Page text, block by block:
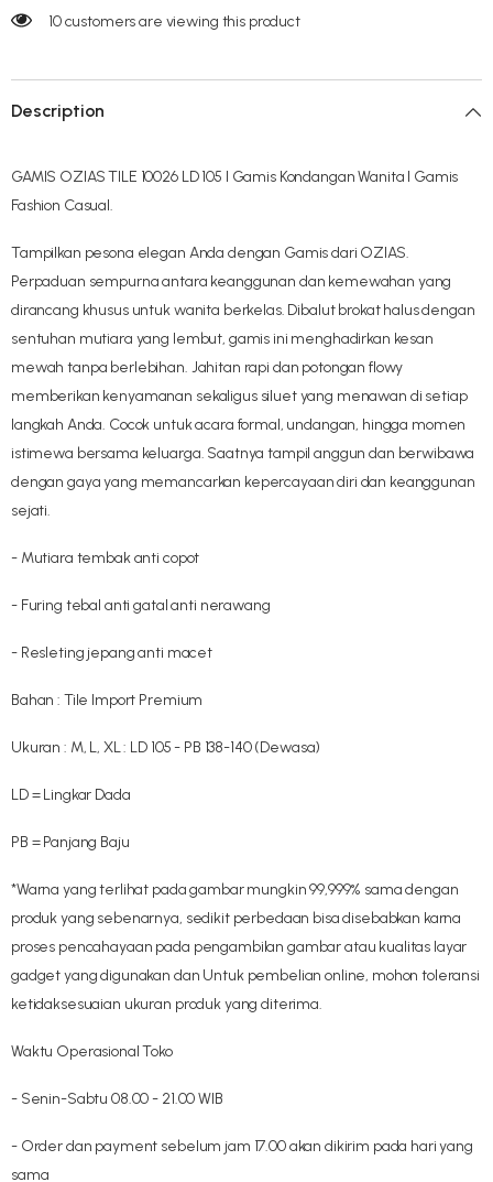
LD
LD
283 customers are viewing this product
Description
GAMIS OZIAS TILE 10026 LD 105 I Gamis Kondangan Wanita I Gamis
Fashion Casual.
Tampilkan pesona elegan Anda dengan Gamis dari OZIAS.
Perpaduan sempurna antara keanggunan dan kemewahan yang
dirancang khusus untuk wanita berkelas. Dibalut brokat halus dengan
sentuhan mutiara yang lembut, gamis ini menghadirkan kesan
mewah tanpa berlebihan. Jahitan rapi dan potongan flowy
memberikan kenyamanan sekaligus siluet yang menawan di setiap
langkah Anda. Cocok untuk acara formal, undangan, hingga momen
istimewa bersama keluarga. Saatnya tampil anggun dan berwibawa
dengan gaya yang memancarkan kepercayaan diri dan keanggunan
sejati.
- Mutiara tembak anti copot
- Furing tebal anti gatal anti nerawang
- Resleting jepang anti macet
Bahan : Tile Import Premium
Ukuran : M, L, XL : LD 105 - PB 138-140 (Dewasa)
LD = Lingkar Dada
PB = Panjang Baju
*Warna yang terlihat pada gambar mungkin 99,999% sama dengan
produk yang sebenarnya, sedikit perbedaan bisa disebabkan karna
proses pencahayaan pada pengambilan gambar atau kualitas layar
gadget yang digunakan dan Untuk pembelian online, mohon toleransi
ketidaksesuaian ukuran produk yang diterima.
Waktu Operasional Toko
- Senin-Sabtu 08.00 - 21.00 WIB
- Order dan payment sebelum jam 17.00 akan dikirim pada hari yang
sama